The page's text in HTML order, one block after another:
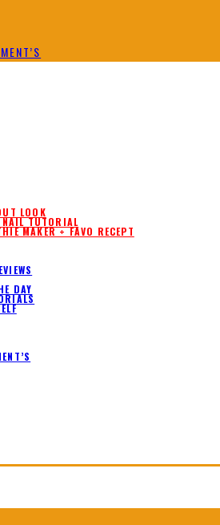
LOOK
TUTORIAL
MAKER + FAVO RECEPT
DAY